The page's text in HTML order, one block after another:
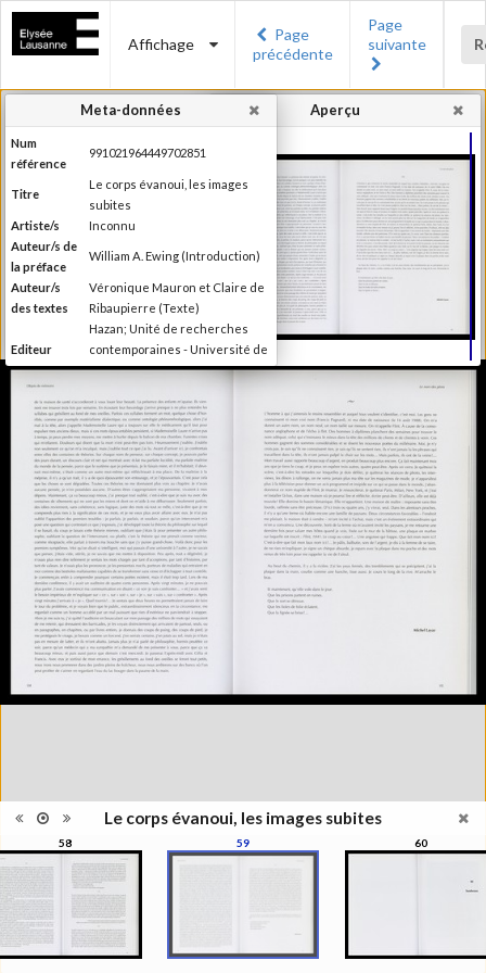
Affichage
Page
précédente
Page
suivante
Le corps évanoui, les images subites
58 59 60
Aperçu
Meta-données
Num
référence
991021964449702851
Titre
Le corps évanoui, les images
subites
Artiste/s
Inconnu
Auteur/s de
la préface
William A. Ewing (Introduction)
Auteur/s
des textes
Véronique Mauron et Claire de
Ribaupierre (Texte)
Editeur
Hazan; Unité de recherches
contemporaines - Université de
Lausanne; Musée de l'Elysée
Lieu
d'édition
Paris; Lausanne
Date
d'édition
1999
Information
édition
Publié à l'occasion de
l'exposition : "Le corps évanoui,
les images subites", Musée de
l'Elysée, Lausanne, 1999
Catégorie
Histoire et Géographie des
beaux-arts et arts décoratifs
Type de
reliure
Broché
Information
images
Couleur, Noir & Blanc
pages